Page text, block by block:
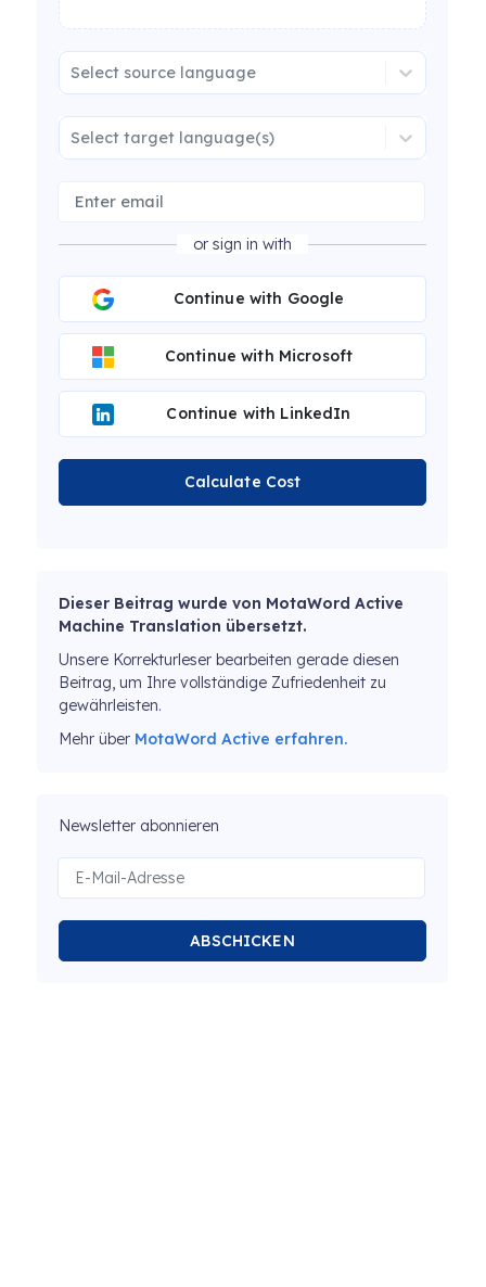
Select source language
Select target language(s)
or sign in with
Continue with Google
Continue with Microsoft
Continue with LinkedIn
Calculate Cost
Dieser Beitrag wurde von MotaWord Active
Machine Translation übersetzt.
Unsere Korrekturleser bearbeiten gerade diesen
Beitrag, um Ihre vollständige Zufriedenheit zu
gewährleisten.
Mehr über MotaWord Active erfahren.
Newsletter abonnieren
ABSCHICKEN